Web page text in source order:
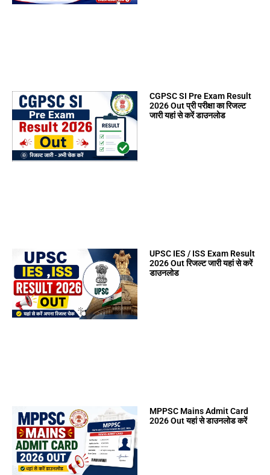
CGPSC SI Pre Exam Result
2026 Out प्री परीक्षा का रिजल्ट
जारी यहां से करें डाउनलोड
UPSC IES / ISS Exam Result
2026 Out रिजल्ट जारी यहां से करें
डाउनलोड
MPPSC Mains Admit Card
2026 Out यहां से डाउनलोड करें